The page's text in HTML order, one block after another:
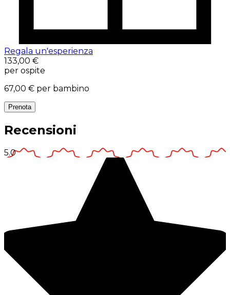
Regala un'esperienza
133,00 €
per ospite
67,00 € per bambino
Prenota
Recensioni
5.0